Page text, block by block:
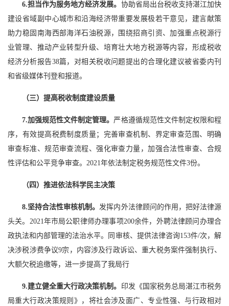
6.担当作为服务地方经济发展。 协助省局出台税收支持湛江加快
建设省域副中心城市和沿海经济带重要发展极若干意见，建言献策
助力稳固南海西部海洋石油税源，围绕招商引资、加强重点税源行
业管理、推动产业转型升级、培育壮大地方税源等内容，形成税收
经济分析报告38篇，对相关税收问题提出的合理化建议被省委内刊
和省级媒体刊登和报道。
（三）提高税收制度建设质量
7.加强规范性文件制定管理。 严格遵循规范性文件制定权限和程
序，有效提高税费制度质量；完善审查机制、界定审查范围、明确
审查标准、规范审查流程、强化审查力量，加强合法性审查、合规
性评估和公平竞争审查。2021年依法制定税务规范性文件3份。
（四）推进依法科学民主决策
8.坚持合法性审核机制。发挥内外法律顾问的作用，把好法律源
头关。2021年市局公职律师办理事项200余件，外聘法律顾问办理合
政执法和内部管理的法治水平。同审核、提供法律咨询153件/次，解
决涉税涉费争议9宗，内容涉及行政诉讼、重大税务案件强制执行、
大额欠税追缴等，进一步提高了我局行
9.建立健全重大行政决策机制。 印发《国家税务总局湛江市税务
局重大行政决策规则》，将社会涉及面广、专业性强、与行政相对